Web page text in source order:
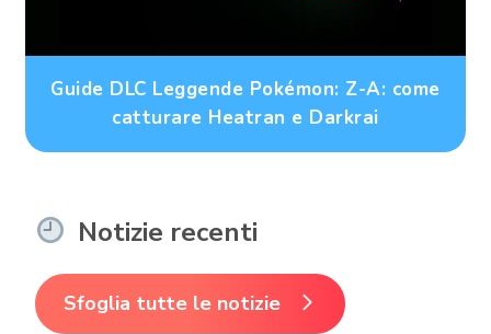
Guide DLC Leggende Pokémon: Z-A: come
catturare Heatran e Darkrai
Notizie recenti
Sfoglia tutte le notizie